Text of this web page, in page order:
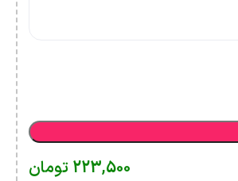
223,500 تومان